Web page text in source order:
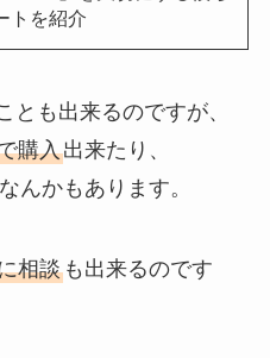
トを紹介
とも出来るのですが、
購入出来たり、
んかもあります。
相談も出来るのです